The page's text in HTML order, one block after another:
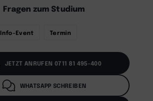
Fragen zum Studium
Info-Event Termin
JETZT ANRUFEN 0711 81 495-400
WHATSAPP SCHREIBEN